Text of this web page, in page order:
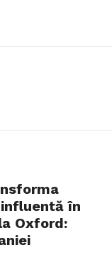
în
Oxford: